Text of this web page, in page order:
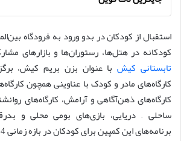
استقبال از کودکان در بدو ورود به فرودگاه
کودکانه در هتل‌ها، رستوران‌ها و بازارهای
تابستانی کیشبا عنوان بزن بریم کیش،
کارگاه‌های مادر و کودک با عناوینی همچون
کارگاه‌های ذهن‌آگاهی و آرامش، کارگاه‌های
ساحلی – دریایی، بازی‌های بومی محلی و
برنامه‌های این کمپین برای کودکان در بازه زمانی 4 تا 18 مردادماه است.